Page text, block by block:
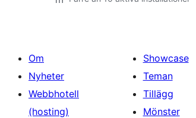
Om
Nyheter
Webbhotell
(hosting)
Showcase
Teman
Tillägg
Mönster